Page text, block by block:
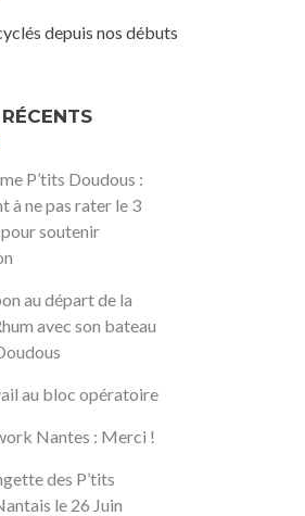
depuis nos débuts
P’tits Doudous :
à ne pas rater le 3
soutenir
au départ de la
avec son bateau
au bloc opératoire
Nantes : Merci !
des P’tits
le 26 Juin